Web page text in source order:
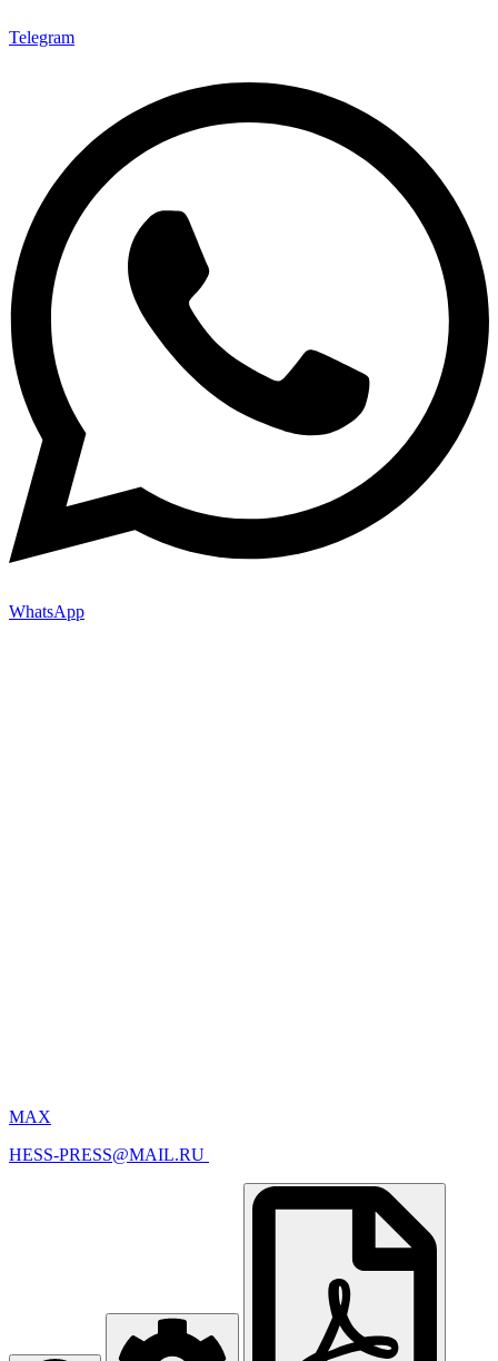
Telegram
WhatsApp
MAX
HESS-PRESS@MAIL.RU